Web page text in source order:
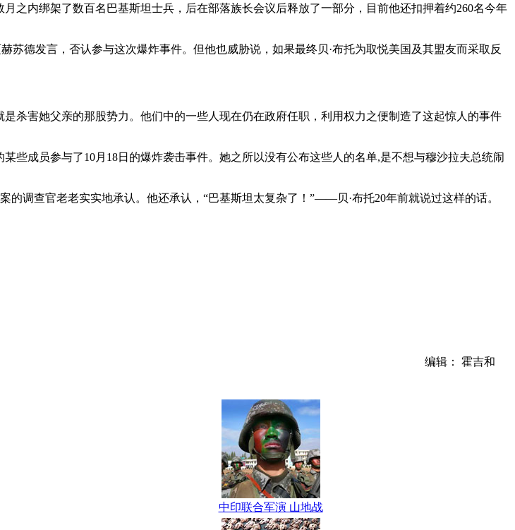
之内绑架了数百名巴基斯坦士兵，后在部落族长会议后释放了一部分，目前他还扣押着约260名今年
德发言，否认参与这次爆炸事件。但他也威胁说，如果最终贝·布托为取悦美国及其盟友而采取反
杀害她父亲的那股势力。他们中的一些人现在仍在政府任职，利用权力之便制造了这起惊人的事件
些成员参与了10月18日的爆炸袭击事件。她之所以没有公布这些人的名单,是不想与穆沙拉夫总统闹
调查官老老实实地承认。他还承认，“巴基斯坦太复杂了！”——贝·布托20年前就说过这样的话。
编辑： 霍吉和
中印联合军演 山地战